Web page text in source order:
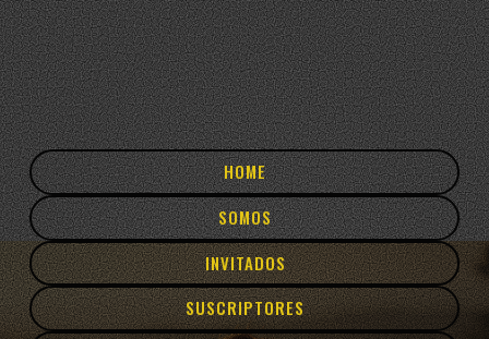
HOME
SOMOS
INVITADOS
SUSCRIPTORES